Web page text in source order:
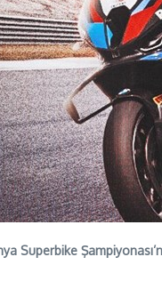
Superbike